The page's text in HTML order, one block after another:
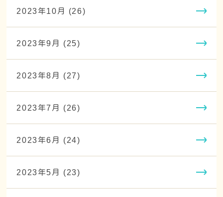
2023年10月 (26)
2023年9月 (25)
2023年8月 (27)
2023年7月 (26)
2023年6月 (24)
2023年5月 (23)